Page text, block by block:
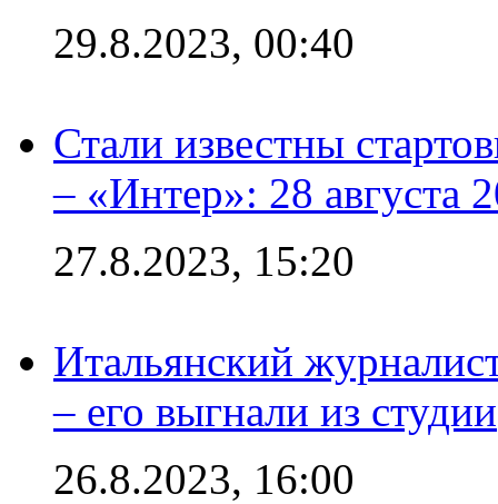
29.8.2023, 00:40
Стали известны
– «Интер»: 28 августа
27.8.2023, 15:20
Итальянский
– его выгнали из студии
26.8.2023, 16:00